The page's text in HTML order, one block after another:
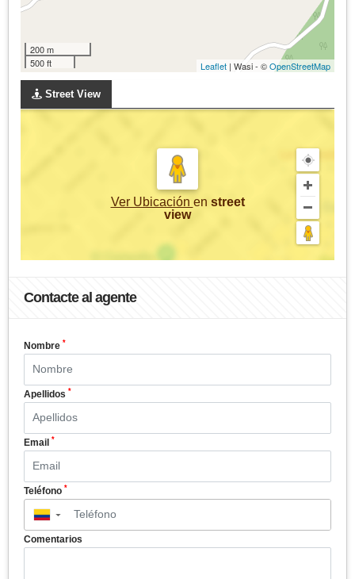
200 m
500 ft
Leaflet | Wasi - ©OpenStreetMap
Street View
Ver Ubicación en street
view
Contacte al agente
Nombre *
Apellidos *
Email *
Teléfono *
▼
Comentarios